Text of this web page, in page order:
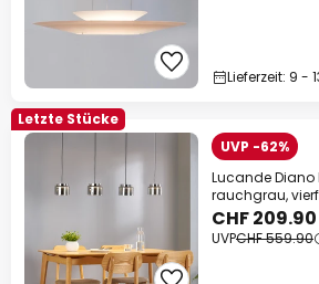
Lieferzeit: 9 -
Letzte Stücke
UVP -62%
Lucande Diano
rauchgrau,
CHF 209.90
UVPCHF 559.90